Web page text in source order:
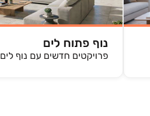
נוף פתוח לים
פרויקטים חדשים עם נוף לים